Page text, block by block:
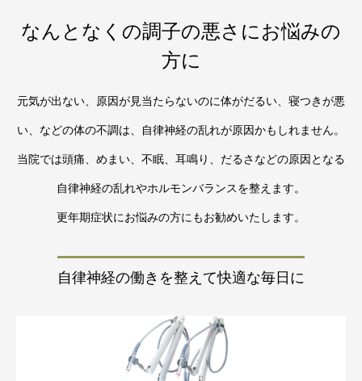
なんとなくの調子の悪さにお悩みの
方に
元気が出ない、原因が見当たらないのに体がだるい、寝つきが悪
い、などの体の不調は、自律神経の乱れが原因かもしれません。
当院では頭痛、めまい、不眠、耳鳴り、だるさなどの原因となる
自律神経の乱れやホルモンバランスを整えます。
更年期症状にお悩みの方にもお勧めいたします。
自律神経の働きを整えて快適な毎日に